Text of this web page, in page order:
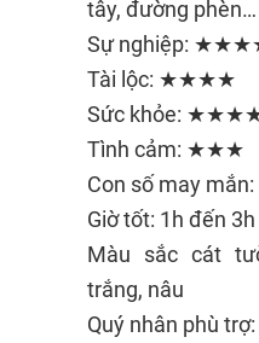
tây, đường phèn…
Sự nghiệp:
Tài lộc: ★★★★
Sức khỏe:
Tình cảm: ★★★
Con số may mắn:
Giờ tốt: 1h đến 3h
Màu sắc cát
trắng, nâu
Quý nhân phù trợ: